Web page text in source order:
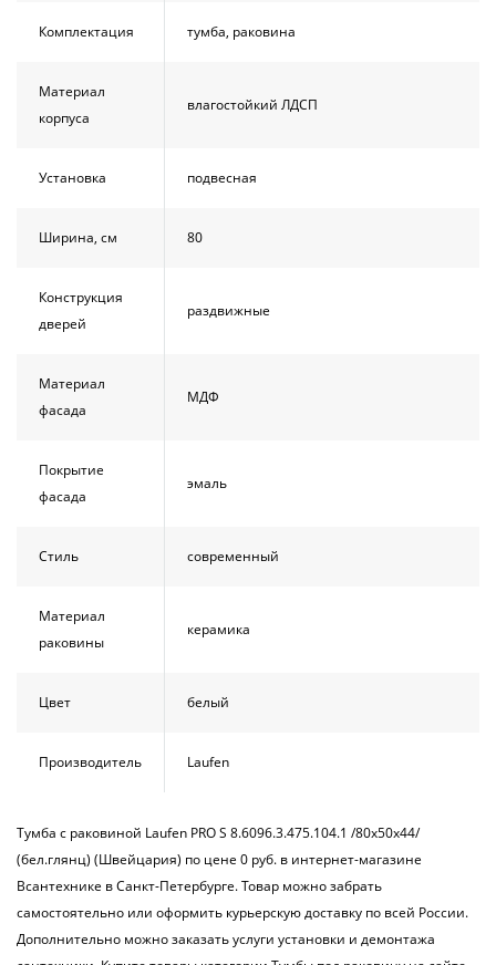
Комплектация тумба, раковина
Материал
корпуса
влагостойкий ЛДСП
Установка подвесная
Ширина, см 80
Конструкция
дверей
раздвижные
Материал
фасада
МДФ
Покрытие
фасада
эмаль
Стиль современный
Материал
раковины
керамика
Цвет белый
Производитель Laufen
Тумба с раковиной Laufen PRO S 8.6096.3.475.104.1 /80х50х44/
(бел.глянц) (Швейцария) по цене 0 руб. в интернет-магазине
Всантехнике в Санкт-Петербурге. Товар можно забрать
самостоятельно или оформить курьерскую доставку по всей России.
Дополнительно можно заказать услуги установки и демонтажа